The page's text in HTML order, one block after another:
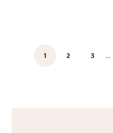
1 2 3 ...